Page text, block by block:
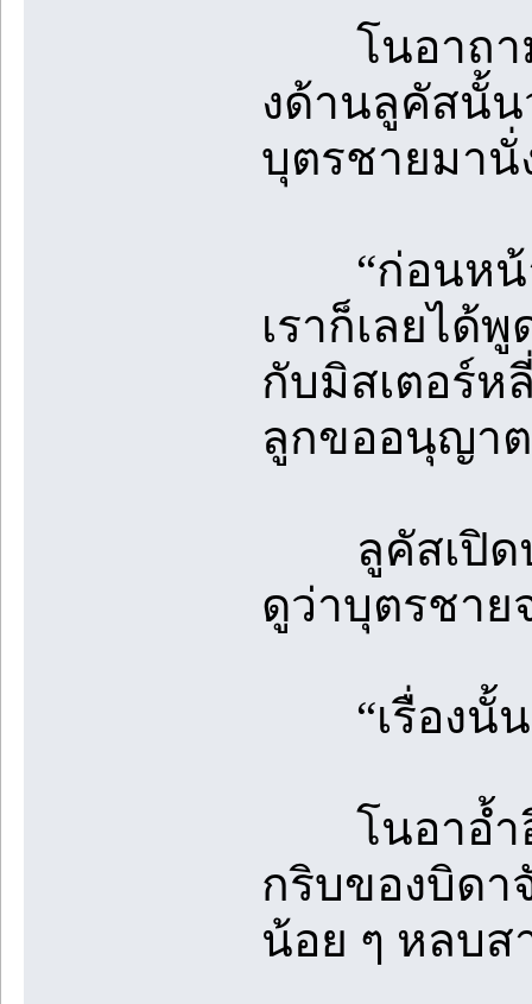
โนอาถาม
งด้านลูคัสนั้น
บุตรชายมานั่
“ก่อนหน้า
เราก็เลยได้
กับมิสเตอร์ห
ลูกขออนุญา
ลูคัสเปิดปร
ดูว่าบุตรชาย
“เรื่องนั้น
โนอาอ้ำอึ้ง
กริบของบิดา
น้อย ๆ หลบ